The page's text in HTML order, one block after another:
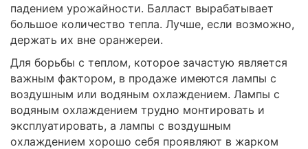
падением урожайности. Балласт вырабатывает
большое количество тепла. Лучше, если возможно,
держать их вне оранжереи.
Для борьбы с теплом, которое зачастую является
важным фактором, в продаже имеются лампы с
воздушным или водяным охлаждением. Лампы с
водяным охлаждением трудно монтировать и
эксплуатировать, а лампы с воздушным
охлаждением хорошо себя проявляют в жарком